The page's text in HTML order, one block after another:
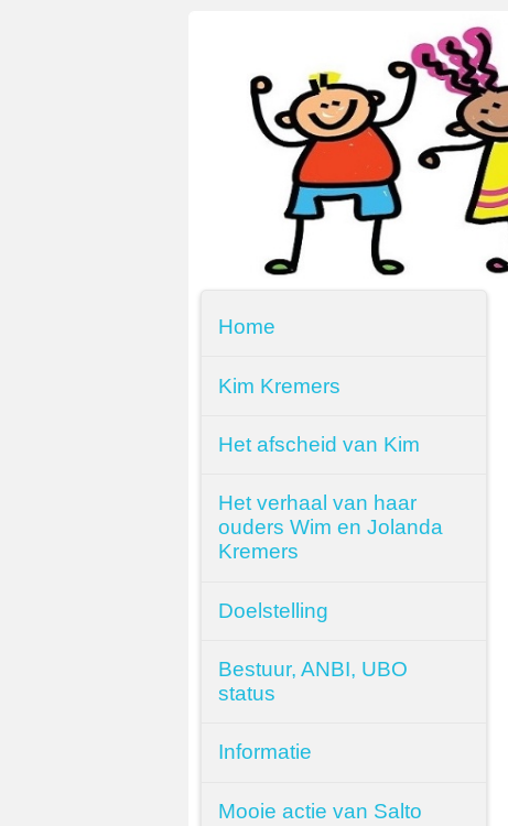
Home
Kim Kremers
Het afscheid van Kim
Het verhaal van haar
ouders Wim en Jolanda
Kremers
Doelstelling
Bestuur, ANBI, UBO
status
Informatie
Mooie actie van Salto